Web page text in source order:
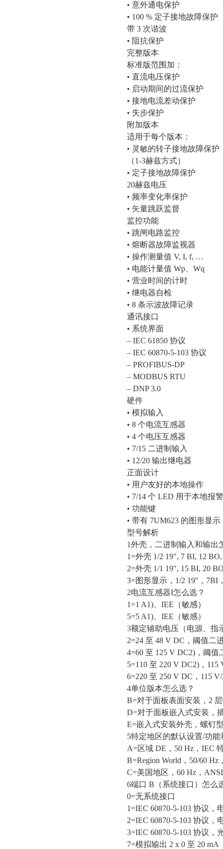
• 意外通电保护
• 100 % 定子接地故障保护
带 3 次谐波
• 阻抗保护
完整版本
标准版范围加：
• 直流电压保护
• 启动期间的过流保护
• 接地电流差动保护
• 失步保护
附加版本
适用于每个版本：
• 灵敏的转子接地故障保护
（1-3赫兹方式）
• 定子接地故障保护
20赫兹电压
• 频率变化率保护
• 矢量跳跃监督
监控功能
• 跳闸电路监控
• 熔断器故障监视器
• 操作测量值 V, I, f, …
• 电能计量值 Wp、Wq
• 营业时间的计时
• 继电器自检
• 8 条示波故障记录
通讯接口
• 系统界面
– IEC 61850 协议
– IEC 60870-5-103 协议
– PROFIBUS-DP
– MODBUS RTU
– DNP 3.0
硬件
• 模拟输入
• 8 个电流互感器
• 4 个电压互感器
• 7/15 二进制输入
• 12/20 输出继电器
正面设计
• 用户友好的本地操作
• 7/14 个 LED 用于本地报警
• 功能键
• 带有 7UM623 的图形显示
型号解析
1外壳，二进制输入和输出
1=外壳 1/2 19", 7 BI, 12
2=外壳 1/1 19", 15 BI, 20
3=图形显示，1/2 19''，7BI
2电流互感器I怎么选？
1=1 A1)、IEE（敏感）
5=5 A1)、IEE（敏感）
3额定辅助电压（电源、指
2=24 至 48 V DC，阈值二
4=60 至 125 V DC2)，阈值
5=110 至 220 V DC2)，
6=220 至 250 V DC，115
4单位版本怎么选？
B=对于面板表面安装，2
D=对于面板嵌入式安装，
E=嵌入式安装外壳，螺钉
5特定地区的默认设置/功
A=区域 DE，50 Hz，IEC
B=Region World，50/60
C=美国地区，60 Hz，
6端口 B（系统接口）怎么
0=无系统接口
1=IEC 60870-5-103 协议，
2=IEC 60870-5-103 协议，
3=IEC 60870-5-103 协议，
7=模拟输出 2 x 0 至 20 mA